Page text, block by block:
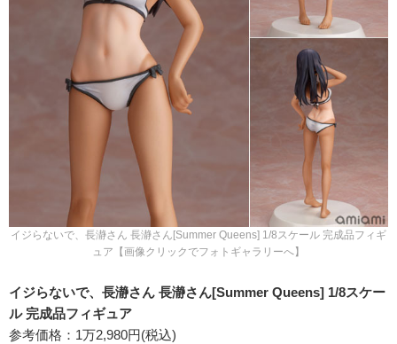
イジらないで、長瀞さん 長瀞さん[Summer Queens] 1/8スケール 完成品フィギ
ュア【画像クリックでフォトギャラリーへ】
イジらないで、長瀞さん 長瀞さん[Summer Queens] 1/8スケー
ル 完成品フィギュア
参考価格：1万2,980円(税込)